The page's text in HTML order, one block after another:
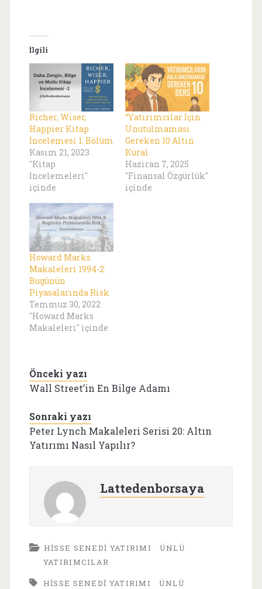
İlgili
Richer, Wiser,
Happier Kitap
İncelemesi 1. Bölüm
Kasım 21, 2023
"Kitap
İncelemeleri"
içinde
“Yatırımcılar İçin
Unutulmaması
Gereken 10 Altın
Kural
Haziran 7, 2025
"Finansal Özgürlük"
içinde
Howard Marks
Makaleleri 1994-2:
Bugünün
Piyasalarında Risk
Temmuz 30, 2022
"Howard Marks
Makaleleri" içinde
Önceki yazı
Wall Street’in En Bilge Adamı
Sonraki yazı
Peter Lynch Makaleleri Serisi 20: Altın
Yatırımı Nasıl Yapılır?
Lattedenborsaya
HISSE SENEDI YATIRIMI
ÜNLÜ
YATIRIMCILAR
HISSE SENEDI YATIRIMI
ÜNLÜ